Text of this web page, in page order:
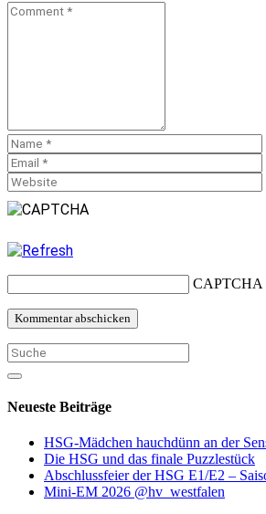
CAPTCHA
Neueste Beiträge
HSG-Mädchen hauchdünn an der
Die HSG und das finale Puzzlestück
Abschlussfeier der HSG E1/E2 –
Mini-EM 2026 @hv_westfalen